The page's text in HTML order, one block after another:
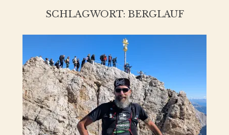
SCHLAGWORT: BERGLAUF